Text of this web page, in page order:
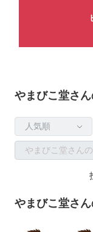
やまびこ堂さ
やまびこ堂さ